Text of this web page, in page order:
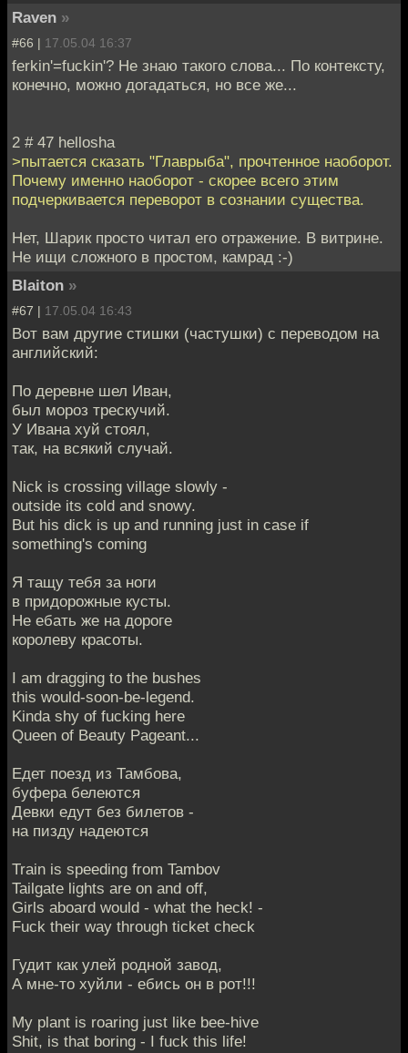
Raven »
#66 | 17.05.04 16:37
ferkin'=fuckin'? Не знаю такого слова... По контексту,
конечно, можно догадаться, но все же...
2 # 47 hellosha
>пытается сказать "Главрыба", прочтенное наоборот.
Почему именно наоборот - скорее всего этим
подчеркивается переворот в сознании существа.
Нет, Шарик просто читал его отражение. В витрине.
Не ищи сложного в простом, камрад :-)
Blaiton »
#67 | 17.05.04 16:43
Вот вам другие стишки (частушки) с переводом на
английский:
По деревне шел Иван,
был мороз трескучий.
У Ивана хуй стоял,
так, на всякий случай.
Nick is crossing village slowly -
outside its cold and snowy.
But his dick is up and running just in case if
something's coming
Я тащу тебя за ноги
в придорожные кусты.
Не ебать же на дороге
королеву красоты.
I am dragging to the bushes
this would-soon-be-legend.
Kinda shy of fucking here
Queen of Beauty Pageant...
Едет поезд из Тамбова,
буфера белеются
Девки едут без билетов -
на пизду надеются
Train is speeding from Tambov
Tailgate lights are on and off,
Girls aboard would - what the heck! -
Fuck their way through ticket check
Гудит как улей родной завод,
А мне-то хуйли - ебись он в рот!!!
My plant is roaring just like bee-hive
Shit, is that boring - I fuck this life!